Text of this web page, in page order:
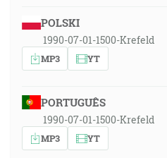
POLSKI
1990-07-01-1500-Krefeld
MP3 YT
PORTUGUÊS
1990-07-01-1500-Krefeld
MP3 YT